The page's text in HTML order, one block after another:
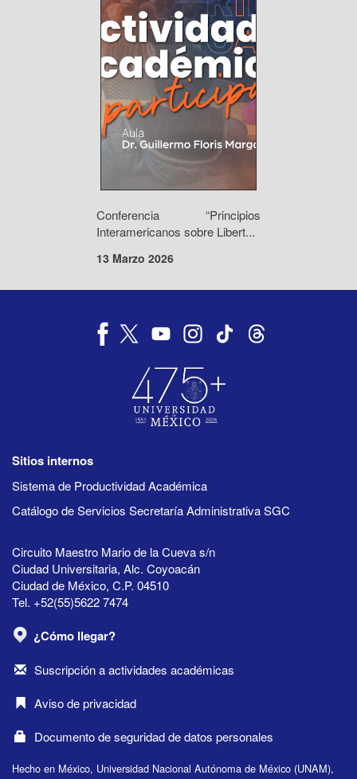
Conferencia “Principios
Interamericanos sobre Libert...
13 Marzo 2026
Sitios internos
Sistema de Productividad Académica
Catálogo de Servicios Secretaría Administrativa SGC
Circuito Maestro Mario de la Cueva s/n
Ciudad Universitaria, Alc. Coyoacán
Ciudad de México, C.P. 04510
Tel. +52(55)5622 7474
¿Cómo llegar?
Suscripción a actividades académicas
Aviso de privacidad
Documento de seguridad de datos personales
Hecho en México, Universidad Nacional Autónoma de México (UNAM),